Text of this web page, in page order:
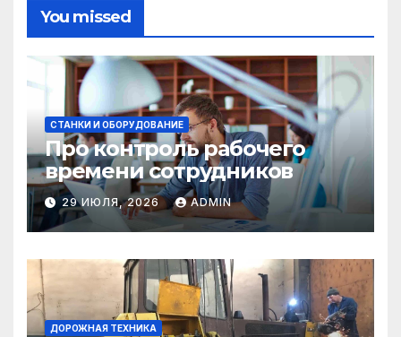
You missed
СТАНКИ И ОБОРУДОВАНИЕ
Про контроль рабочего
времени сотрудников
29 ИЮЛЯ, 2026 ADMIN
ДОРОЖНАЯ ТЕХНИКА